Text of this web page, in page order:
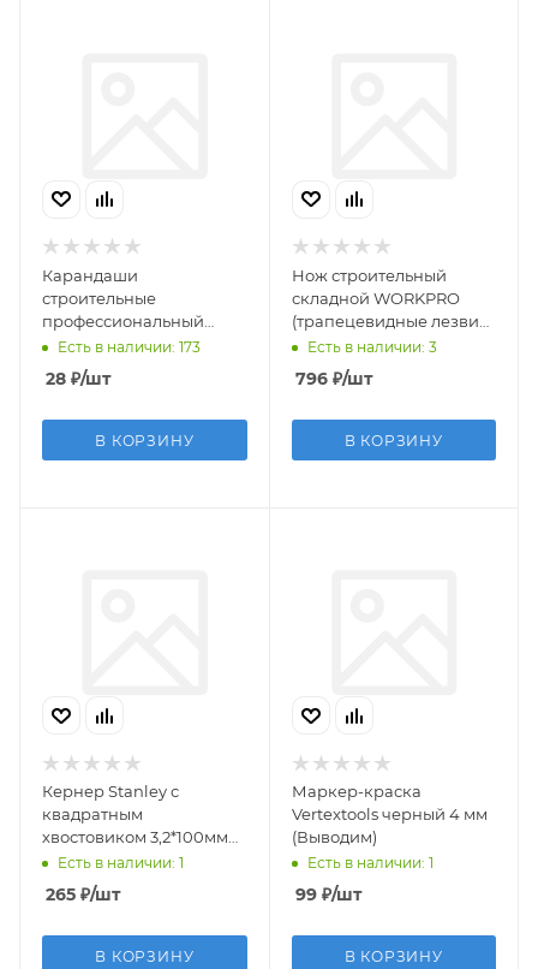
Карандаши
строительные
профессиональный
ЗУБР КСП 180 мм
Есть в наличии: 173
28 ₽/шт
В КОРЗИНУ
Нож строительный
складной WORKPRO
(трапецевидные лезвия)
(ТВС)
Есть в наличии: 3
796₽/шт
В КОРЗИНУ
Кернер Stanley с
квадратным
хвостовиком 3,2*100мм
(ТВС) (выводим)
Есть в наличии: 1
265 ₽/шт
В КОРЗИНУ
Маркер-краска
Vertextools черный 4 мм
(Выводим)
Есть в наличии: 1
99₽/шт
В КОРЗИНУ